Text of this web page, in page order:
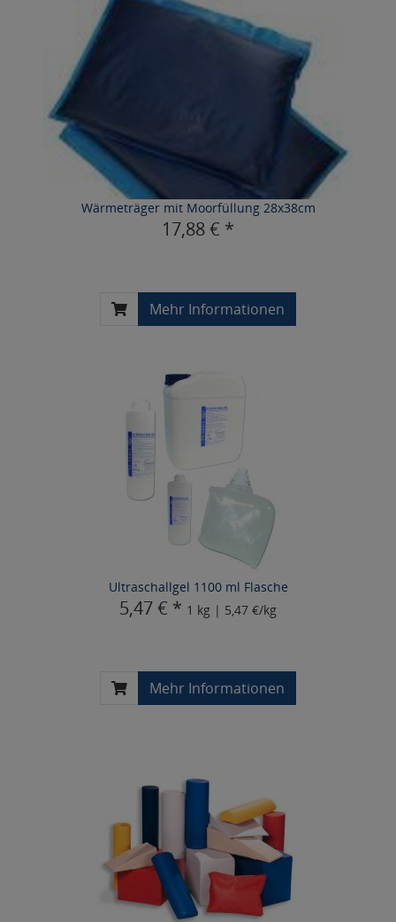
Wärmeträger mit Moorfüllung 28x38cm
17,88 € *
Mehr Informationen
Ultraschallgel 1100 ml Flasche
5,47 € * 1 kg | 5,47 €/kg
Mehr Informationen